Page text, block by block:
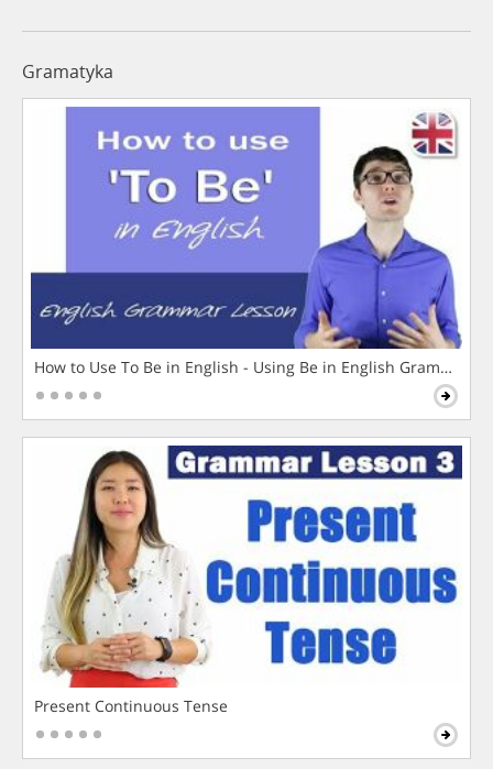
Gramatyka
How to Use To Be in English - Using Be in English Grammar
Present Continuous Tense